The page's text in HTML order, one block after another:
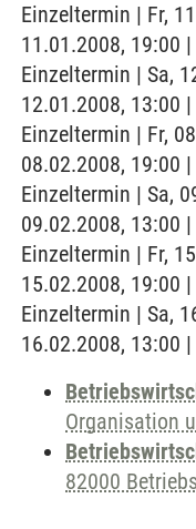
Einzeltermin | Fr,
11.01.2008, 19:00
Einzeltermin | Sa,
12.01.2008, 13:00
Einzeltermin | Fr,
08.02.2008, 19:00
Einzeltermin | Sa,
09.02.2008, 13:00
Einzeltermin | Fr,
15.02.2008, 19:00
Einzeltermin | Sa,
16.02.2008, 13:00
Organisation
82000